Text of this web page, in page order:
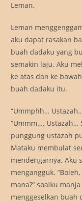
Leman.
Leman
aku dapat rasakan
buah dadaku yang
semakin laju. Aku
ke atas dan ke
buah dadaku itu.
“Ummphh…
“Ummm…. Ustazah…
punggung ustazah
Mataku membulat
mendengarnya. Aku
mengangguk.
mana?” soalku
menggeselkan buah